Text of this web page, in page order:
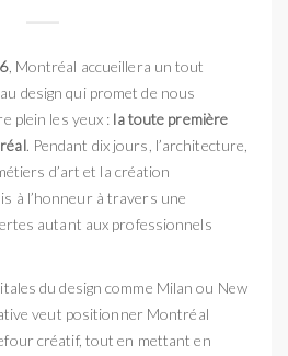
, Montréal accueillera un tout
design qui promet de nous
plein les yeux : la toute première
. Pendant dix jours, l’architecture,
d’art et la création
à l’honneur à travers une
autant aux professionnels
du design comme Milan ou New
veut positionner Montréal
créatif, tout en mettant en